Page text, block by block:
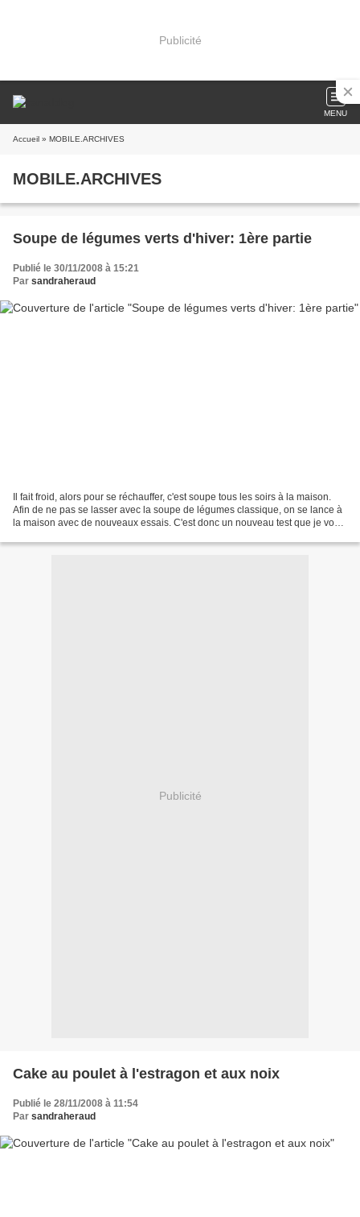
Publicité
MENU
Accueil » MOBILE.ARCHIVES
MOBILE.ARCHIVES
Soupe de légumes verts d'hiver: 1ère partie
Publié le 30/11/2008 à 15:21
Par sandraheraud
Il fait froid, alors pour se réchauffer, c'est soupe tous les soirs à la maison.
Afin de ne pas se lasser avec la soupe de légumes classique, on se lance à
la maison avec de nouveaux essais. C'est donc un nouveau test que je vous
Publicité
Cake au poulet à l'estragon et aux noix
Publié le 28/11/2008 à 11:54
Par sandraheraud